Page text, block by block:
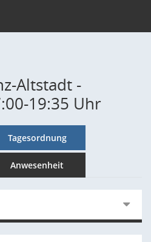
Altstadt -
19:35 Uhr
Tagesordnung
Anwesenheit